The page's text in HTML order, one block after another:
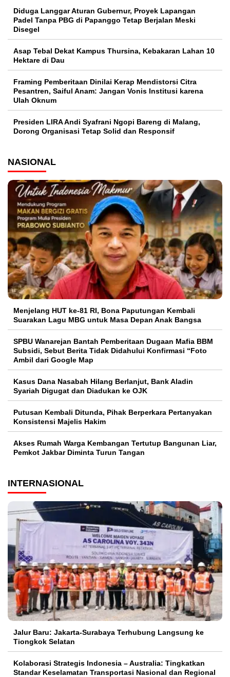
Diduga Langgar Aturan Gubernur, Proyek Lapangan
Padel Tanpa PBG di Papanggo Tetap Berjalan Meski
Disegel
Asap Tebal Dekat Kampus Thursina, Kebakaran Lahan 10
Hektare di Dau
Framing Pemberitaan Dinilai Kerap Mendistorsi Citra
Pesantren, Saiful Anam: Jangan Vonis Institusi karena
Ulah Oknum
Presiden LIRA Andi Syafrani Ngopi Bareng di Malang,
Dorong Organisasi Tetap Solid dan Responsif
NASIONAL
Menjelang HUT ke-81 RI, Bona Paputungan Kembali
Suarakan Lagu MBG untuk Masa Depan Anak Bangsa
SPBU Wanarejan Bantah Pemberitaan Dugaan Mafia BBM
Subsidi, Sebut Berita Tidak Didahului Konfirmasi “Foto
Ambil dari Google Map
Kasus Dana Nasabah Hilang Berlanjut, Bank Aladin
Syariah Digugat dan Diadukan ke OJK
Putusan Kembali Ditunda, Pihak Berperkara Pertanyakan
Konsistensi Majelis Hakim
Akses Rumah Warga Kembangan Tertutup Bangunan Liar,
Pemkot Jakbar Diminta Turun Tangan
INTERNASIONAL
Jalur Baru: Jakarta-Surabaya Terhubung Langsung ke
Tiongkok Selatan
Kolaborasi Strategis Indonesia – Australia: Tingkatkan
Standar Keselamatan Transportasi Nasional dan Regional